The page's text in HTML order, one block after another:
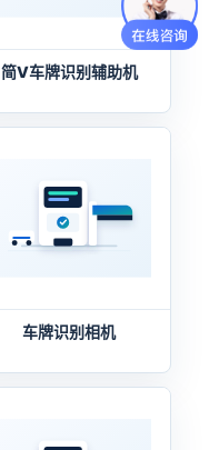
简V车牌识别辅助机
车牌识别相机